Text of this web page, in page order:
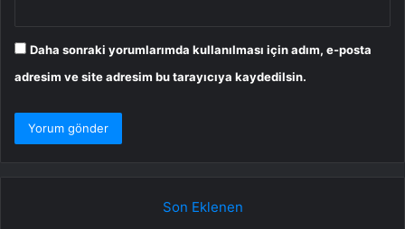
Daha sonraki yorumlarımda kullanılması için adım, e-posta
adresim ve site adresim bu tarayıcıya kaydedilsin.
Son Eklenen